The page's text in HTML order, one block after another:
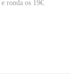
e ronda os 19€.